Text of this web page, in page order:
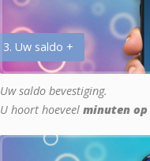
3. Uw saldo +
Uw saldo bevestiging.
U hoort hoeveel minuten